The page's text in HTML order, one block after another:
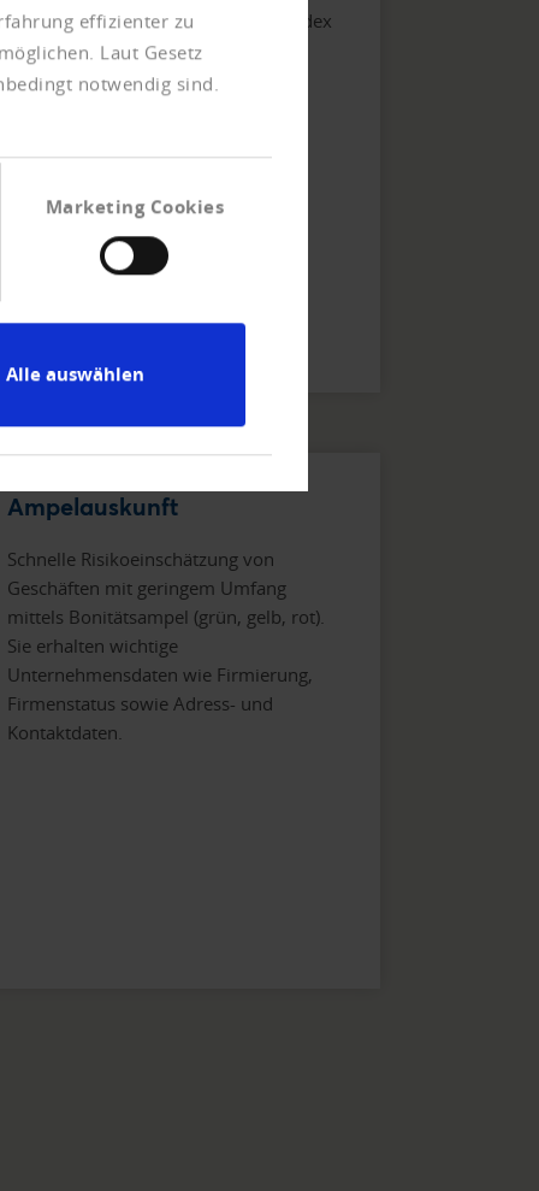
effizienter zu
Laut Gesetz
notwendig sind.
Marketing Cookies
Alle auswählen
neben dem Creditreform Bonitätsindex
auch Bilanzdaten, Informationen zu
Branchen, aktuelle und historische
Ampelauskunft
Schnelle Risikoeinschätzung von
Geschäften mit geringem Umfang
mittels Bonitätsampel (grün, gelb, rot).
Sie erhalten wichtige
Unternehmensdaten wie Firmierung,
Firmenstatus sowie Adress- und
Kontaktdaten.